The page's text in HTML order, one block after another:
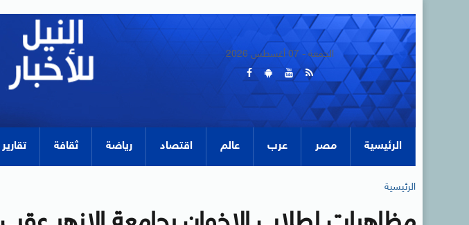
الجمعة - 07 أغسطس 2026
الرئيسية مصر عرب عالم اقتصاد رياضة ثقافة
الرئيسية